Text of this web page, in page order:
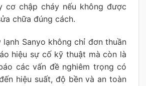
cơ chập cháy nếu không được
chữa đúng cách.
lạnh Sanyo không chỉ đơn thuần
hiệu sự cố kỹ thuật mà còn là
các vấn đề nghiêm trọng có
hiệu suất, độ bền và an toàn